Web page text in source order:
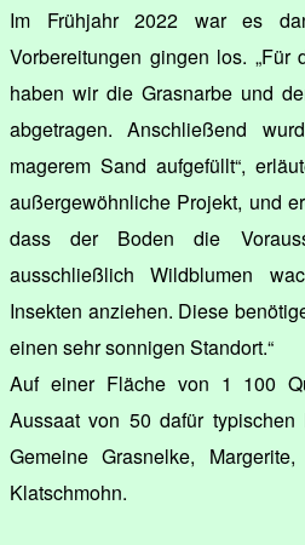
Im Frühjahr 2022 war es
Vorbereitungen gingen los.
haben wir die Grasnarbe und
abgetragen. Anschließend
magerem Sand aufgefüllt“,
außergewöhnliche Projekt, und
dass der Boden die
ausschließlich Wildblumen
Insekten anziehen. Diese
einen sehr sonnigen Standort.“
Auf einer Fläche von 1 100
Aussaat von 50 dafür typischen
Gemeine Grasnelke,
Klatschmohn.